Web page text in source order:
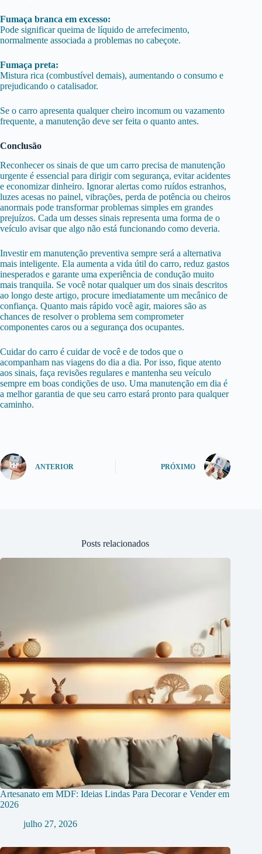
Fumaça branca em excesso:
Pode significar queima de líquido de arrefecimento,
normalmente associada a problemas no cabeçote.
Fumaça preta:
Mistura rica (combustível demais), aumentando o consumo e
prejudicando o catalisador.
Se o carro apresenta qualquer cheiro incomum ou vazamento
frequente, a manutenção deve ser feita o quanto antes.
Conclusão
Reconhecer os sinais de que um carro precisa de manutenção
urgente é essencial para dirigir com segurança, evitar acidentes
e economizar dinheiro. Ignorar alertas como ruídos estranhos,
luzes acesas no painel, vibrações, perda de potência ou cheiros
anormais pode transformar problemas simples em grandes
prejuízos. Cada um desses sinais representa uma forma de o
veículo avisar que algo não está funcionando como deveria.
Investir em manutenção preventiva sempre será a alternativa
mais inteligente. Ela aumenta a vida útil do carro, reduz gastos
inesperados e garante uma experiência de condução muito
mais tranquila. Se você notar qualquer um dos sinais descritos
ao longo deste artigo, procure imediatamente um mecânico de
confiança. Quanto mais rápido você agir, maiores são as
chances de resolver o problema sem comprometer
componentes caros ou a segurança dos ocupantes.
Cuidar do carro é cuidar de você e de todos que o
acompanham nas viagens do dia a dia. Por isso, fique atento
aos sinais, faça revisões regulares e mantenha seu veículo
sempre em boas condições de uso. Uma manutenção em dia é
a melhor garantia de que seu carro estará pronto para qualquer
caminho.
ANTERIOR PRÓXIMO
Posts relacionados
Artesanato em MDF: Ideias Lindas Para Decorar e Vender em
2026
julho 27, 2026